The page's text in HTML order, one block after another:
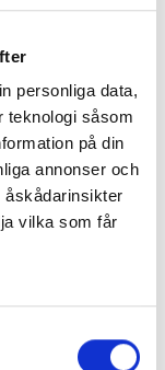
personliga data,
teknologi såsom
på din
annonser och
åskådarinsikter
vilka som får
till flera meter
stämningen, i
närmare 300 000
kostnaden